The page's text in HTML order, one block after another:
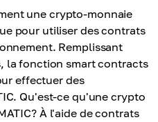
une crypto-monnaie
pour utiliser des contrats
Remplissant
la fonction smart contracts
effectuer des
Qu'est-ce qu'une crypto
À l'aide de contrats